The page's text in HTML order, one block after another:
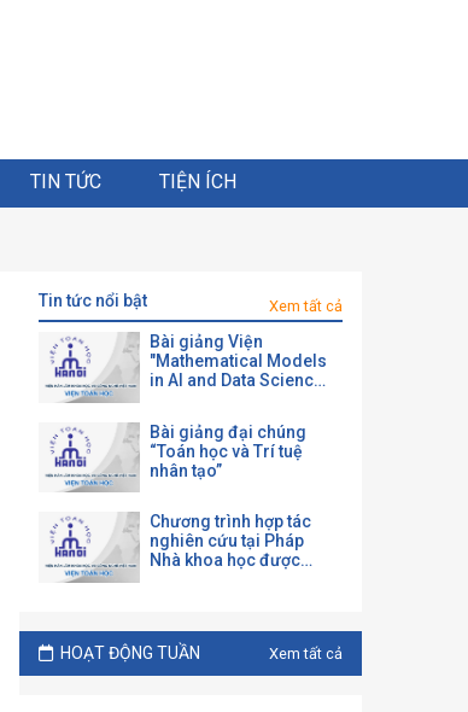
TIN TỨC TIỆN ÍCH
tin tức nổi bật Xem tất cả
Bài giảng Viện
"Mathematical Models
in AI and Data Science
Bài giảng đại chúng
“Toán học và Trí tuệ
nhân tạo”
Chương trình hợp tác
nghiên cứu tại Pháp
Nhà khoa học được
CNRS
HOẠT ĐỘNG TUẦN Xem tất cả